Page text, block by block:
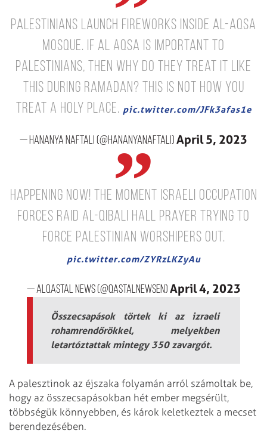
Palestinians launch fireworks inside al-Aqsa
mosque. If Al Aqsa is important to
Palestinians, then why do they treat it like
this during Ramadan? This is NOT how you
treat a holy place. pic.twitter.com/JFk3afas1e
— Hananya Naftali (@HananyaNaftali) April 5, 2023
Happening Now! The moment Israeli occupation
forces raid Al-Qibali hall prayer trying to
force Palestinian worshipers out.
pic.twitter.com/ZYRzLKZyAu
— AlQastal News (@QastalNewsEn) April 4, 2023
Összecsapások törtek ki az izraeli
rohamrendőrökkel, melyekben
letartóztattak mintegy 350 zavargót.
A palesztinok az éjszaka folyamán arról számoltak be,
hogy az összecsapásokban hét ember megsérült,
többségük könnyebben, és károk keletkeztek a mecset
berendezésében.